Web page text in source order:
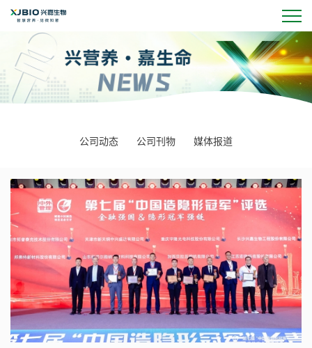
公司动态 公司刊物 媒体报道